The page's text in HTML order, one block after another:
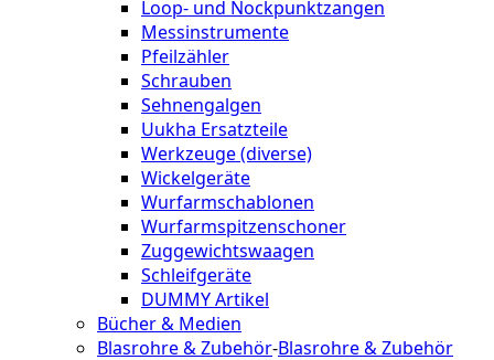
Loop- und Nockpunktzangen
Messinstrumente
Pfeilzähler
Schrauben
Sehnengalgen
Uukha Ersatzteile
Werkzeuge (diverse)
Wickelgeräte
Wurfarmschablonen
Wurfarmspitzenschoner
Zuggewichtswaagen
Schleifgeräte
DUMMY Artikel
Bücher & Medien
Blasrohre & Zubehör-Blasrohre & Zubehör